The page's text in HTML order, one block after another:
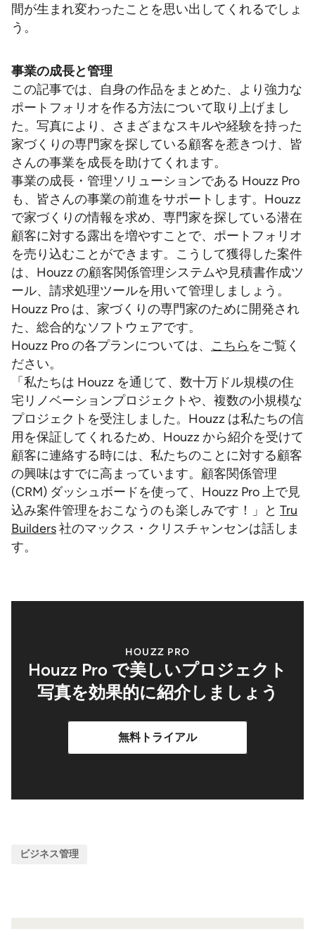
間が生まれ変わったことを思い出してくれるでしょ
う。
事業の成長と管理
この記事では、自身の作品をまとめた、より強力な
ポートフォリオを作る方法について取り上げまし
た。写真により、さまざまなスキルや経験を持った
家づくりの専門家を探している顧客を惹きつけ、皆
さんの事業を成長を助けてくれます。
事業の成長・管理ソリューションである Houzz Pro
も、皆さんの事業の前進をサポートします。Houzz
で家づくりの情報を求め、専門家を探している潜在
顧客に対する露出を増やすことで、ポートフォリオ
を売り込むことができます。こうして獲得した案件
は、Houzz の顧客関係管理システムや見積書作成ツ
ール、請求処理ツールを用いて管理しましょう。
Houzz Pro は、家づくりの専門家のために開発され
た、総合的なソフトウェアです。
Houzz Pro の各プランについては、 こちら をご覧く
ださい。
「私たちは Houzz を通じて、数十万ドル規模の住
宅リノベーションプロジェクトや、複数の小規模な
プロジェクトを受注しました。Houzz は私たちの信
用を保証してくれるため、Houzz から紹介を受けて
顧客に連絡する時には、私たちのことに対する顧客
の興味はすでに高まっています。顧客関係管理
(CRM) ダッシュボードを使って、Houzz Pro 上で見
込み案件管理をおこなうのも楽しみです！」と Tru
Builders社のマックス・クリスチャンセンは話しま
す。
HOUZZ PRO
Houzz Pro で美しいプロジェクト
写真を効果的に紹介しましょう
無料トライアル
ビジネス管理